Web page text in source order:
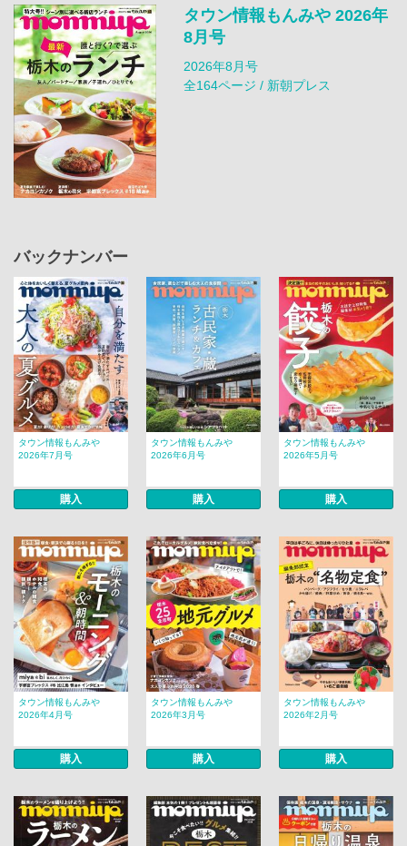
タウン情報もんみや 2026年
8月号
2026年8月号
全164ページ / 新朝プレス
バックナンバー
タウン情報もんみや
2026年7月号
購入
タウン情報もんみや
2026年6月号
購入
タウン情報もんみや
2026年5月号
購入
タウン情報もんみや
2026年4月号
購入
タウン情報もんみや
2026年3月号
購入
タウン情報もんみや
2026年2月号
購入